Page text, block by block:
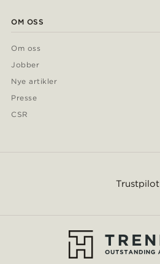
OM OSS
Om oss
Jobber
Nye artikler
Presse
CSR
Trustpilot